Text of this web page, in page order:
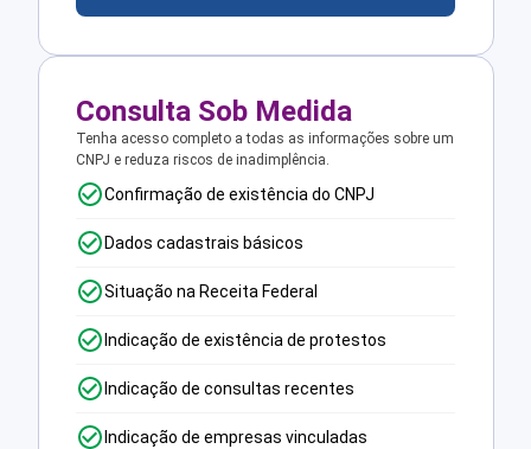
Consulta Sob Medida
Tenha acesso completo a todas as informações sobre um
CNPJ e reduza riscos de inadimplência.
Confirmação de existência do CNPJ
Dados cadastrais básicos
Situação na Receita Federal
Indicação de existência de protestos
Indicação de consultas recentes
Indicação de empresas vinculadas